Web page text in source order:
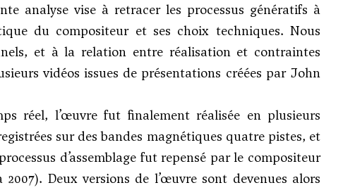
analyse vise à retracer les processus génératifs à
du compositeur et ses choix techniques. Nous
et à la relation entre réalisation et contraintes
vidéos issues de présentations créées par John
réel, l’œuvre fut finalement réalisée en plusieurs
sur des bandes magnétiques quatre pistes, et
d’assemblage fut repensé par le compositeur
Deux versions de l’œuvre sont devenues alors